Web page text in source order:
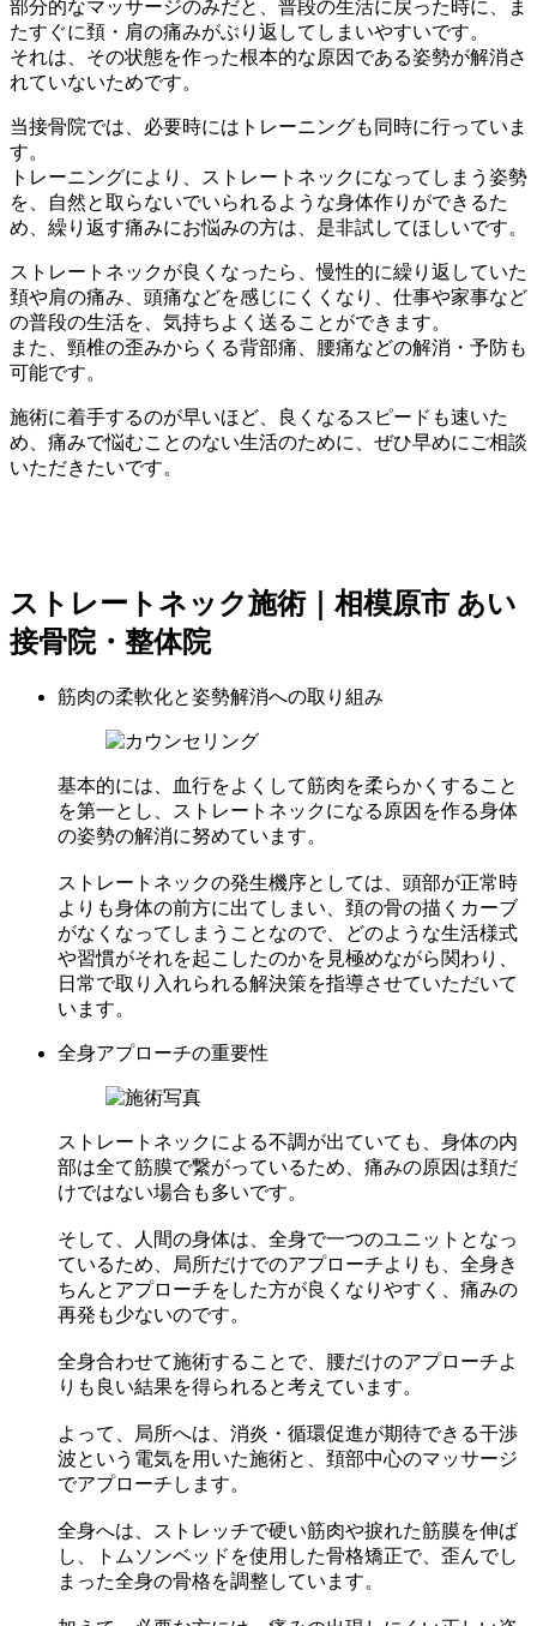
部分的なマッサージのみだと、普段の生活に戻った時に、ま
たすぐに頚・肩の痛みがぶり返してしまいやすいです。
それは、その状態を作った根本的な原因である姿勢が解消さ
れていないためです。
当接骨院では、必要時にはトレーニングも同時に行っていま
す。
トレーニングにより、ストレートネックになってしまう姿勢
を、自然と取らないでいられるような身体作りができるた
め、繰り返す痛みにお悩みの方は、是非試してほしいです。
ストレートネックが良くなったら、慢性的に繰り返していた
頚や肩の痛み、頭痛などを感じにくくなり、仕事や家事など
の普段の生活を、気持ちよく送ることができます。
また、頸椎の歪みからくる背部痛、腰痛などの解消・予防も
可能です。
施術に着手するのが早いほど、良くなるスピードも速いた
め、痛みで悩むことのない生活のために、ぜひ早めにご相談
いただきたいです。
ストレートネック施術｜相模原市 あい
接骨院・整体院
筋肉の柔軟化と姿勢解消への取り組み
基本的には、血行をよくして筋肉を柔らかくすること
を第一とし、ストレートネックになる原因を作る身体
の姿勢の解消に努めています。
ストレートネックの発生機序としては、頭部が正常時
よりも身体の前方に出てしまい、頚の骨の描くカーブ
がなくなってしまうことなので、どのような生活様式
や習慣がそれを起こしたのかを見極めながら関わり、
日常で取り入れられる解決策を指導させていただいて
います。
全身アプローチの重要性
ストレートネックによる不調が出ていても、身体の内
部は全て筋膜で繋がっているため、痛みの原因は頚だ
けではない場合も多いです。
そして、人間の身体は、全身で一つのユニットとなっ
ているため、局所だけでのアプローチよりも、全身き
ちんとアプローチをした方が良くなりやすく、痛みの
再発も少ないのです。
全身合わせて施術することで、腰だけのアプローチよ
りも良い結果を得られると考えています。
よって、局所へは、消炎・循環促進が期待できる干渉
波という電気を用いた施術と、頚部中心のマッサージ
でアプローチします。
全身へは、ストレッチで硬い筋肉や捩れた筋膜を伸ば
し、トムソンベッドを使用した骨格矯正で、歪んでし
まった全身の骨格を調整しています。